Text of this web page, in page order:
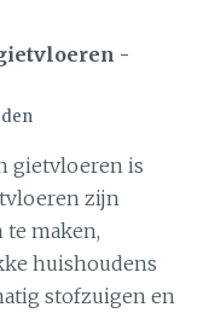
-
gietvloeren is
zijn
te maken,
huishoudens
stofzuigen en